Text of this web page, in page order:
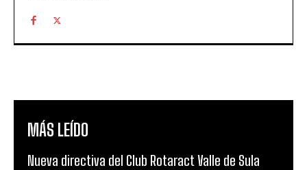
MÁS LEÍDO
Nueva directiva del Club Rotaract Valle de Sula